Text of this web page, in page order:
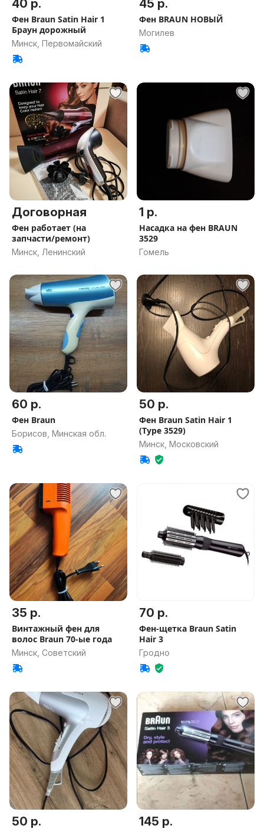
40 р.
Фен Braun Satin Hair 1
Браун дорожный
Минск, Первомайский
45 р.
Фен BRAUN НОВЫЙ
Могилев
Договорная
Фен работает (на
запчасти/ремонт)
Минск, Ленинский
1 р.
Насадка на фен BRAUN
3529
Гомель
60 р.
Фен Braun
Борисов, Минская обл.
50 р.
Фен Braun Satin Hair 1
(Type 3529)
Минск, Московский
35 р.
Винтажный фен для
волос Braun 70-ые года
Минск, Советский
70 р.
Фен-щетка Braun Satin
Hair 3
Гродно
50 р. 145 р.